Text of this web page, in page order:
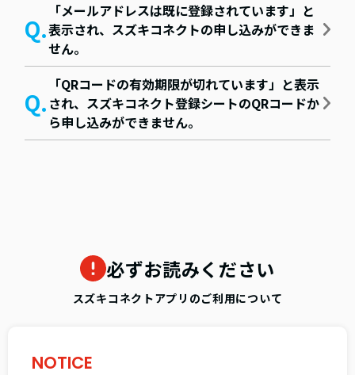
「メールアドレスは既に登録されています」と
表示され、スズキコネクトの申し込みができま
せん。
「QRコードの有効期限が切れています」と表示
され、スズキコネクト登録シートのQRコードか
ら申し込みができません。
必ずお読みください
スズキコネクトアプリのご利用について
NOTICE